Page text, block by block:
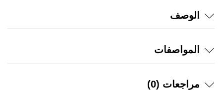
الوصف
المواصفات
مراجعات (0)